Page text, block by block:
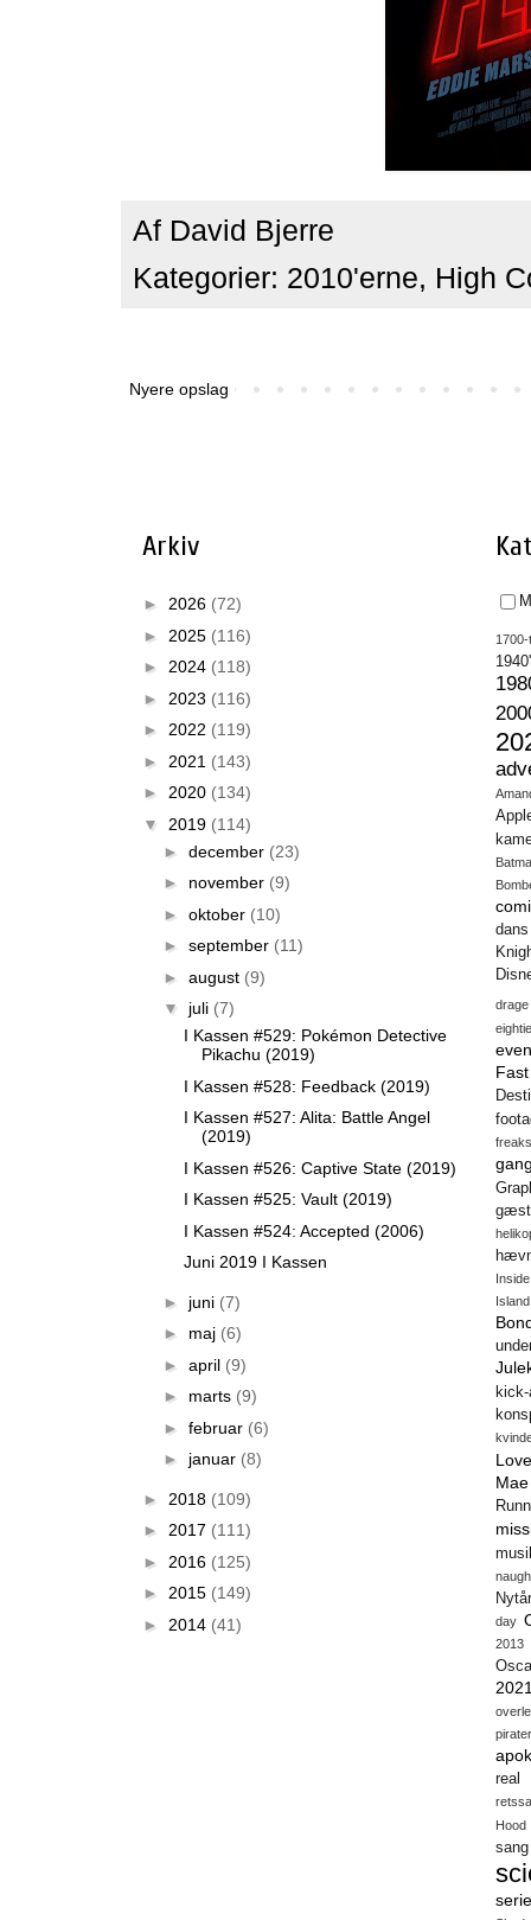
Af David Bjerre
Kategorier: 2010'erne, High
Nyere opslag
Arkiv
► 2026 (72)
► 2025 (116)
► 2024 (118)
► 2023 (116)
► 2022 (119)
► 2021 (143)
► 2020 (134)
▼ 2019 (114)
► december (23)
► november (9)
► oktober (10)
► september (11)
► august (9)
▼ juli (7)
I Kassen #529: Pokémon Detective
Pikachu (2019)
I Kassen #528: Feedback (2019)
I Kassen #527: Alita: Battle Angel
(2019)
I Kassen #526: Captive State (2019)
I Kassen #525: Vault (2019)
I Kassen #524: Accepted (2006)
Juni 2019 I Kassen
► juni (7)
► maj (6)
► april (9)
► marts (9)
► februar (6)
► januar (8)
► 2018 (109)
► 2017 (111)
► 2016 (125)
► 2015 (149)
► 2014 (41)
1700-
dans
drage
freaks
Island
Nytår
day
2013
pirater
real
Hood